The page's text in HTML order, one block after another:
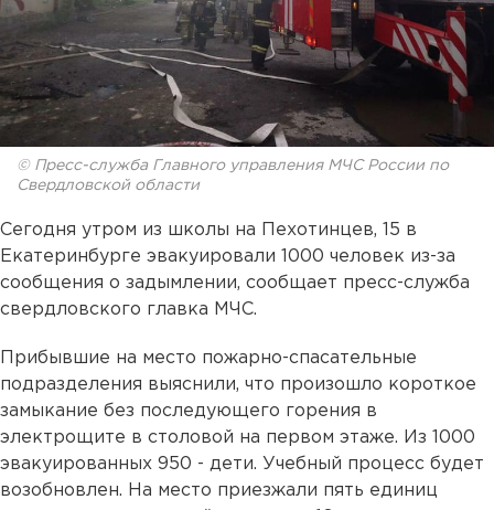
© Пресс-служба Главного управления МЧС России по
Свердловской области
Сегодня утром из школы на Пехотинцев, 15 в
Екатеринбурге эвакуировали 1000 человек из-за
сообщения о задымлении, сообщает пресс-служба
свердловского главка МЧС.
Прибывшие на место пожарно-спасательные
подразделения выяснили, что произошло короткое
замыкание без последующего горения в
электрощите в столовой на первом этаже. Из 1000
эвакуированных 950 - дети. Учебный процесс будет
возобновлен. На место приезжали пять единиц